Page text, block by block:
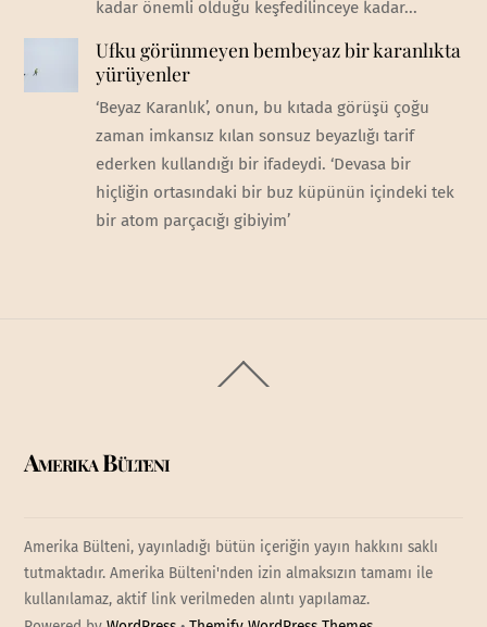
kadar önemli olduğu keşfedilinceye kadar...
Ufku görünmeyen bembeyaz bir karanlıkta
yürüyenler
‘Beyaz Karanlık’, onun, bu kıtada görüşü çoğu
zaman imkansız kılan sonsuz beyazlığı tarif
ederken kullandığı bir ifadeydi. ‘Devasa bir
hiçliğin ortasındaki bir buz küpünün içindeki tek
bir atom parçacığı gibiyim’
To
Amerika Bülteni
Amerika Bülteni, yayınladığı bütün içeriğin yayın hakkını saklı
tutmaktadır. Amerika Bülteni'nden izin almaksızın tamamı ile
kullanılamaz, aktif link verilmeden alıntı yapılamaz.